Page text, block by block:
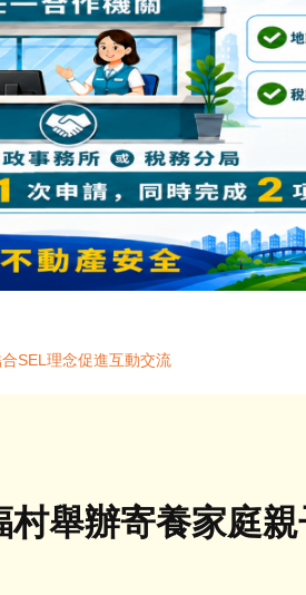
SEL理念促進互動交流
村舉辦寄養家庭